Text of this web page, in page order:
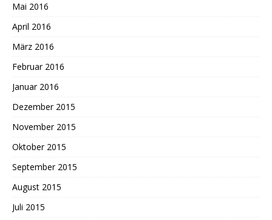
Mai 2016
April 2016
März 2016
Februar 2016
Januar 2016
Dezember 2015
November 2015
Oktober 2015
September 2015
August 2015
Juli 2015